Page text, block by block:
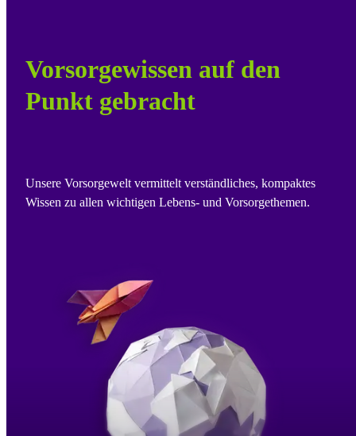
Vorsorgewissen auf den
Punkt gebracht
Unsere Vorsorgewelt vermittelt verständliches, kompaktes
Wissen zu allen wichtigen Lebens- und Vorsorgethemen.